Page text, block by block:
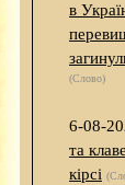
в
(Слово)
6-08-
та
кірсі